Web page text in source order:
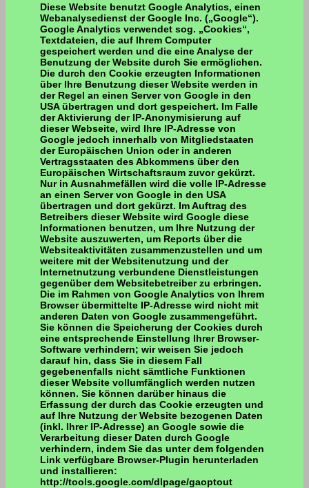
Diese Website benutzt Google Analytics, einen
Webanalysedienst der Google Inc. („Google“).
Google Analytics verwendet sog. „Cookies“,
Textdateien, die auf Ihrem Computer
gespeichert werden und die eine Analyse der
Benutzung der Website durch Sie ermöglichen.
Die durch den Cookie erzeugten Informationen
über Ihre Benutzung dieser Website werden in
der Regel an einen Server von Google in den
USA übertragen und dort gespeichert. Im Falle
der Aktivierung der IP-Anonymisierung auf
dieser Webseite, wird Ihre IP-Adresse von
Google jedoch innerhalb von Mitgliedstaaten
der Europäischen Union oder in anderen
Vertragsstaaten des Abkommens über den
Europäischen Wirtschaftsraum zuvor gekürzt.
Nur in Ausnahmefällen wird die volle IP-Adresse
an einen Server von Google in den USA
übertragen und dort gekürzt. Im Auftrag des
Betreibers dieser Website wird Google diese
Informationen benutzen, um Ihre Nutzung der
Website auszuwerten, um Reports über die
Websiteaktivitäten zusammenzustellen und um
weitere mit der Websitenutzung und der
Internetnutzung verbundene Dienstleistungen
gegenüber dem Websitebetreiber zu erbringen.
Die im Rahmen von Google Analytics von Ihrem
Browser übermittelte IP-Adresse wird nicht mit
anderen Daten von Google zusammengeführt.
Sie können die Speicherung der Cookies durch
eine entsprechende Einstellung Ihrer Browser-
Software verhindern; wir weisen Sie jedoch
darauf hin, dass Sie in diesem Fall
gegebenenfalls nicht sämtliche Funktionen
dieser Website vollumfänglich werden nutzen
können. Sie können darüber hinaus die
Erfassung der durch das Cookie erzeugten und
auf Ihre Nutzung der Website bezogenen Daten
(inkl. Ihrer IP-Adresse) an Google sowie die
Verarbeitung dieser Daten durch Google
verhindern, indem Sie das unter dem folgenden
Link verfügbare Browser-Plugin herunterladen
und installieren:
http://tools.google.com/dlpage/gaoptout